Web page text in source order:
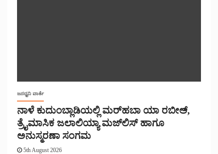
ಜನಧ್ವನಿ ವಾರ್ತೆ
ನಾಳೆ ಕುದುಂಬ್ಲಾಡಿಯಲ್ಲಿ ಮರ್‌‌ಹಬಾ ಯಾ ರಬೀಅ್,
ತ್ರೈಮಾಸಿಕ ಜಲಾಲಿಯ್ಯಾ ಮಜ್‌‌ಲಿಸ್‌‌ ಹಾಗೂ
ಅನುಸ್ಮರಣಾ ಸಂಗಮ
5th August 2026